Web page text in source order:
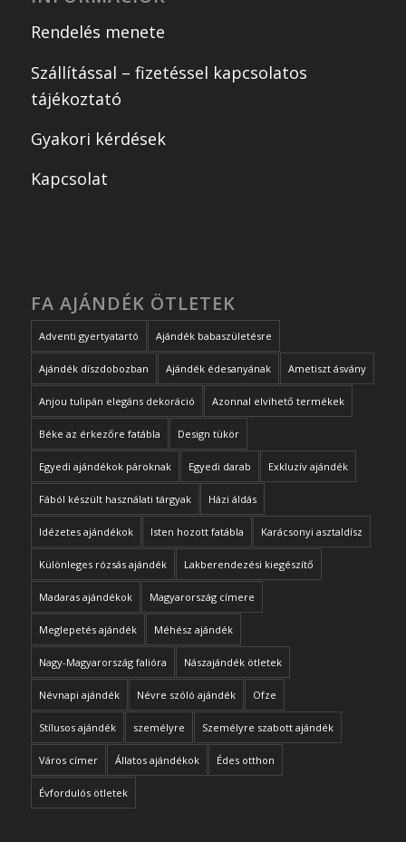
Rendelés menete
Szállítással – fizetéssel kapcsolatos
tájékoztató
Gyakori kérdések
Kapcsolat
FA AJÁNDÉK ÖTLETEK
Adventi gyertyatartó Ajándék babaszületésre
Ajándék díszdobozban Ajándék édesanyának Ametiszt ásvány
Anjou tulipán elegáns dekoráció Azonnal elvihető termékek
Béke az érkezőre fatábla Design tükör
Egyedi ajándékok pároknak Egyedi darab Exkluzív ajándék
Fából készült használati tárgyak Házi áldás
Idézetes ajándékok Isten hozott fatábla Karácsonyi asztaldísz
Különleges rózsás ajándék Lakberendezési kiegészítő
Madaras ajándékok Magyarország címere
Meglepetés ajándék Méhész ajándék
Nagy-Magyarország falióra Nászajándék ötletek
Névnapi ajándék Névre szóló ajándék Ofze
Stílusos ajándék személyre Személyre szabott ajándék
Város címer Állatos ajándékok Édes otthon
Évfordulós ötletek